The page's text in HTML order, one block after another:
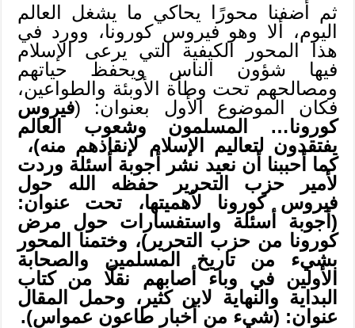
ثم أضفنا محورًا يحاكي ما يشغل العالم
اليوم، ألا وهو فيروس كورونا، وورد في
هذا المحور الكيفية التي يرعى الإسلام
فيها شؤون الناس ويحفظ حياتهم
ومصالحهم تحت وطأة الأوبئة والطواعين،
فكان الموضوع الأول بعنوان: (فيروس
كورونا… المسلمون وشعوب العالم
يفتقدون لتعاليم الإسلام لإنقاذهم منه)،
كما أحببنا أن نعيد نشر أجوبة أسئلة وردت
لأمير حزب التحرير حفظه الله حول
فيروس كورونا لأهميتها، تحت عنوان:
(أجوبة أسئلة واستفسارات حول مرض
كورونا من حزب التحرير)، وختمنا المحور
بشيء من تاريخ المسلمين والصحابة
الأولين في وباء أصابهم نقلًا من كتاب
البداية والنهاية لابن كثير، وحمل المقال
عنوان: (شيء من أخبار طاعون عمواس).